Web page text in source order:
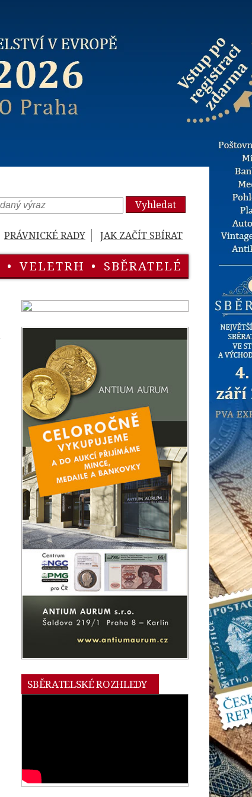
Vyhledat
PRÁVNICKÉ RADY JAK ZAČÍT SBÍRAT
• VELETRH • SBĚRATELÉ
SBĚRATELSKÉ ROZHLEDY